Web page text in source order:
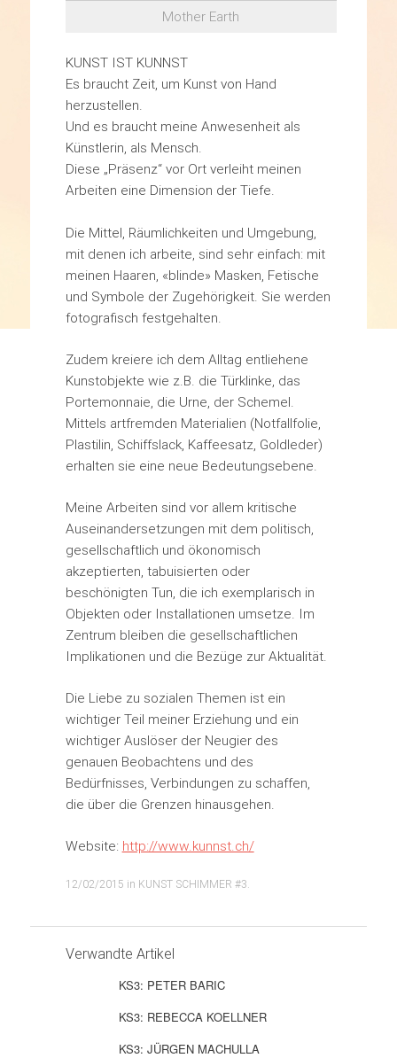
Mother Earth
KUNST IST KUNNST
Es braucht Zeit, um Kunst von Hand
herzustellen.
Und es braucht meine Anwesenheit als
Künstlerin, als Mensch.
Diese „Präsenz“ vor Ort verleiht meinen
Arbeiten eine Dimension der Tiefe.
Die Mittel, Räumlichkeiten und Umgebung,
mit denen ich arbeite, sind sehr einfach: mit
meinen Haaren, «blinde» Masken, Fetische
und Symbole der Zugehörigkeit. Sie werden
fotografisch festgehalten.
Zudem kreiere ich dem Alltag entliehene
Kunstobjekte wie z.B. die Türklinke, das
Portemonnaie, die Urne, der Schemel.
Mittels artfremden Materialien (Notfallfolie,
Plastilin, Schiffslack, Kaffeesatz, Goldleder)
erhalten sie eine neue Bedeutungsebene.
Meine Arbeiten sind vor allem kritische
Auseinandersetzungen mit dem politisch,
gesellschaftlich und ökonomisch
akzeptierten, tabuisierten oder
beschönigten Tun, die ich exemplarisch in
Objekten oder Installationen umsetze. Im
Zentrum bleiben die gesellschaftlichen
Implikationen und die Bezüge zur Aktualität.
Die Liebe zu sozialen Themen ist ein
wichtiger Teil meiner Erziehung und ein
wichtiger Auslöser der Neugier des
genauen Beobachtens und des
Bedürfnisses, Verbindungen zu schaffen,
die über die Grenzen hinausgehen.
Website: http://www.kunnst.ch/
12/02/2015 in KUNST SCHIMMER #3
Verwandte Artikel
KS3: PETER BARIC
KS3: REBECCA KOELLNER
KS3: JÜRGEN MACHULLA